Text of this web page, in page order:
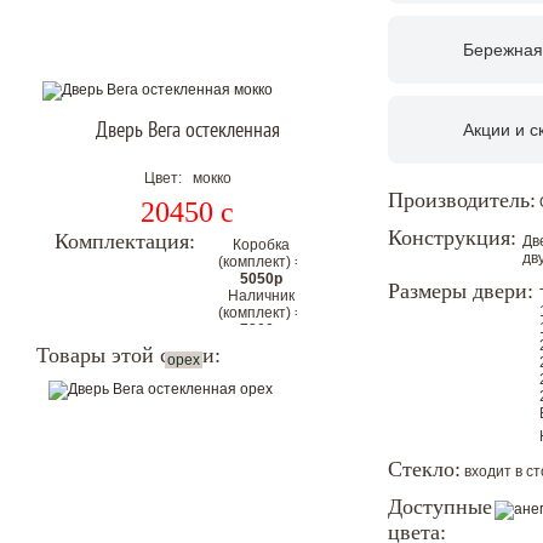
Дверь Вега остекленная
Цвет: мокко
20450 c
Комплектация:
Коробка
(комплект) =
5050р
Наличник
(комплект) =
7200р
коробкой и
Товары этой серии:
орех
Акции и
Производитель:
Конструкция:
Размеры двери:
Стекло: входит в
Доступные
цвета: